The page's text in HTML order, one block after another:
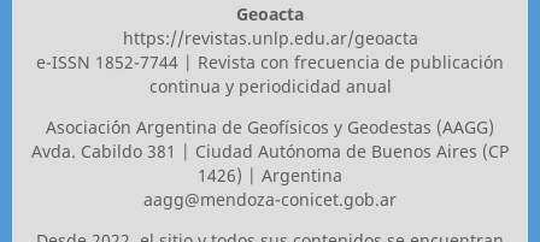
Geoacta
https://revistas.unlp.edu.ar/geoacta
e-ISSN 1852-7744 | Revista con frecuencia de publicación
continua y periodicidad anual
Asociaci´ón Argentina de Geofísicos y Geodestas (AAGG)
Avda. Cabildo 381 | Ciudad Autónoma de Buenos Aires (CP
1426) | Argentina
aagg@mendoza-conicet.gob.ar